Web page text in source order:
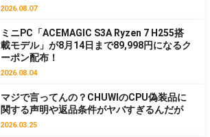
2026.08.07
ミニPC「ACEMAGIC S3A Ryzen 7 H255搭
載モデル」が8月14日まで89,998円になるク
ーポン配布！
2026.08.04
マジで言ってんの？CHUWIのCPU偽装品に
関する声明や返品条件がヤバすぎるんだが
2026.03.25